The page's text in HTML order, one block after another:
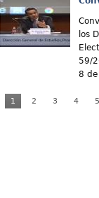
los
59/
8
1 2 3 4 5